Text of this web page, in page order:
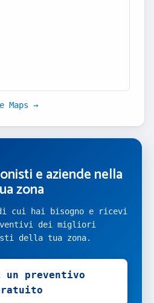
Maps →
e aziende nella
zona
cui hai bisogno e ricevi
dei migliori
della tua zona.
un preventivo